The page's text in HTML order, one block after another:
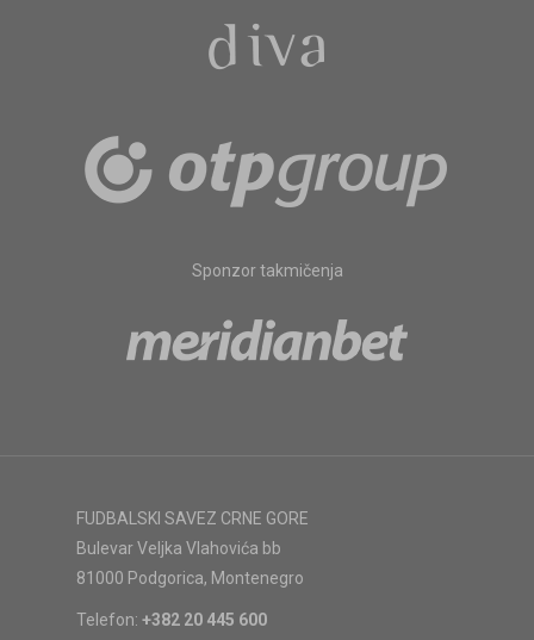
Sponzor takmičenja
FUDBALSKI SAVEZ CRNE GORE
Bulevar Veljka Vlahovića bb
81000 Podgorica, Montenegro
Telefon: +382 20 445 600